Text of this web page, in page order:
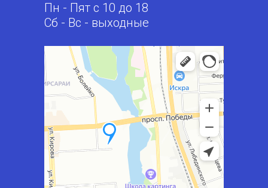
Пн - Пят с 10 до 18
Сб - Вс - выходные